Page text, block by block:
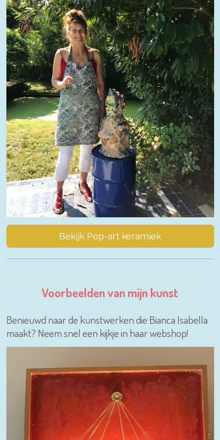
Bekijk Pop-art keramiek
Voorbeelden van mijn kunst
Benieuwd naar de kunstwerken die Bianca Isabella
maakt? Neem snel een kijkje in haar webshop!